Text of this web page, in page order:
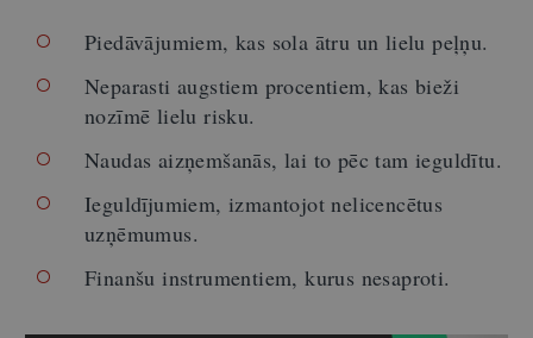
Piedāvājumiem, kas sola ātru un lielu peļņu.
Neparasti augstiem procentiem, kas bieži
nozīmē lielu risku.
Naudas aizņemšanās, lai to pēc tam ieguldītu.
Ieguldījumiem, izmantojot nelicencētus
uzņēmumus.
Finanšu instrumentiem, kurus nesaproti.